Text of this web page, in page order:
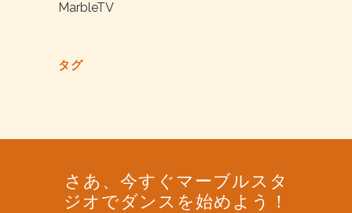
MarbleTV
タグ
さあ、今すぐマーブルスタ
ジオでダンスを始めよう！